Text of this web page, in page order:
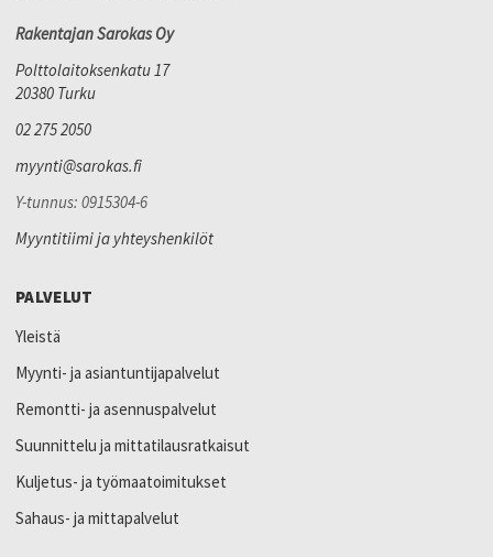
Rakentajan Sarokas Oy
Polttolaitoksenkatu 17
20380 Turku
02 275 2050
myynti@sarokas.fi
Y-tunnus: 0915304-6
Myyntitiimi ja yhteyshenkilöt
PALVELUT
Yleistä
Myynti- ja asiantuntijapalvelut
Remontti- ja asennuspalvelut
Suunnittelu ja mittatilausratkaisut
Kuljetus- ja työmaatoimitukset
Sahaus- ja mittapalvelut